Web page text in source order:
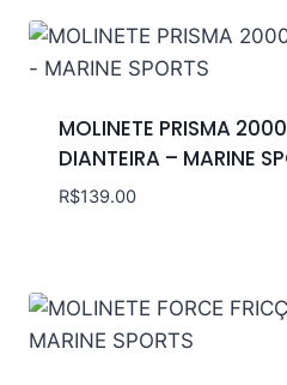
MOLINETE PRISMA
DIANTEIRA – MARINE
R$139.00